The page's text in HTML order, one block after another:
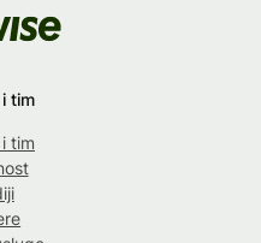
tim
tim